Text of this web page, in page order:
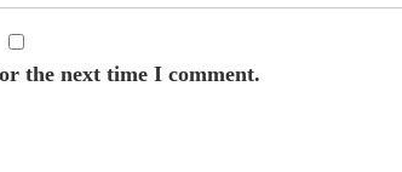
the next time I comment.